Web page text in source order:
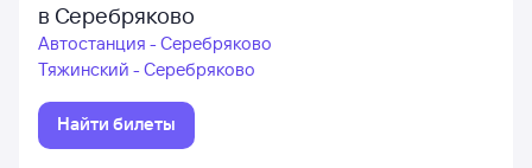
в Серебряково
Автостанция - Серебряково
Тяжинский - Серебряково
Найти билеты